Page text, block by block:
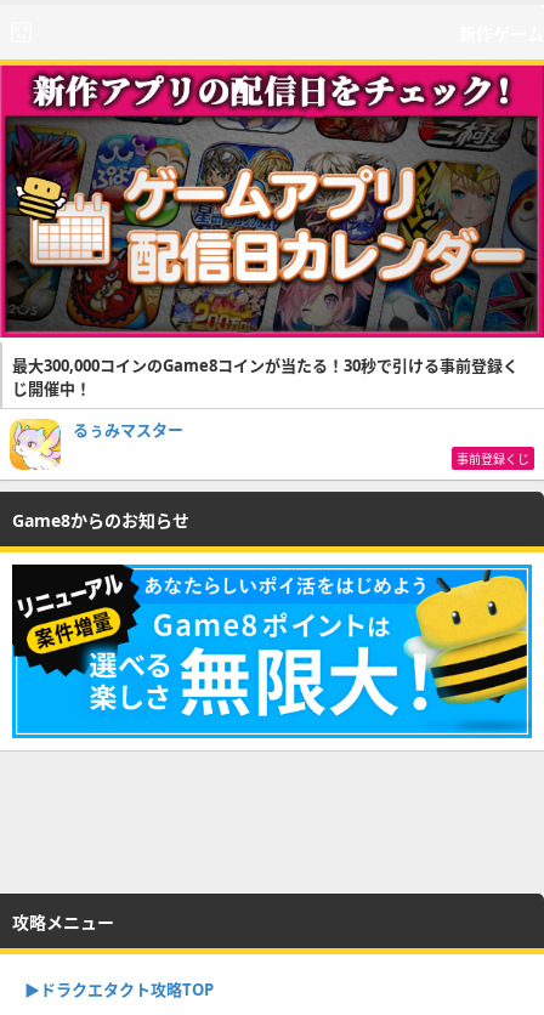
最大300,000コインのGame8コインが当たる！30秒で引ける事前登録く
じ開催中！
るぅみマスター
事前登録くじ
Game8からのお知らせ
攻略メニュー
▶︎ドラクエタクト攻略TOP